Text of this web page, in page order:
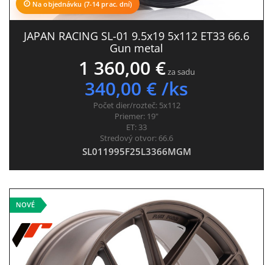
Na objednávku (7-14 prac. dní)
JAPAN RACING SL-01 9.5x19 5x112 ET33 66.6
Gun metal
1 360,00 €za sadu
340,00 € /ks
Počet dier/rozteč: 5x112
Priemer: 19"
ET: 33
Stredový otvor: 66.6
SL011995F25L3366MGM
NOVÉ